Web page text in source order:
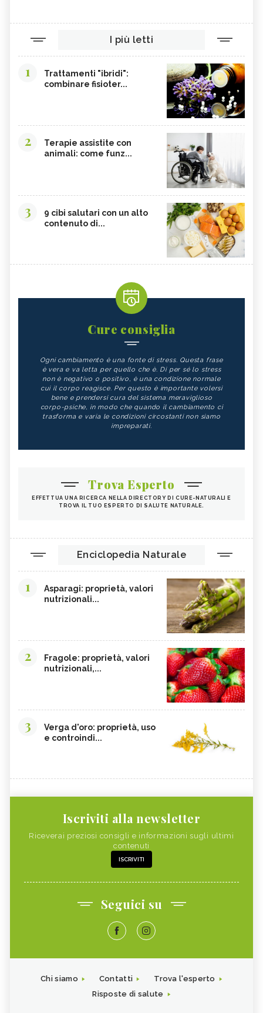
I più letti
1
Trattamenti "ibridi":
combinare fisioter...
2
Terapie assistite con
animali: come funz...
3
9 cibi salutari con un alto
contenuto di...
Cure consiglia
Ogni cambiamento è una fonte di stress. Questa frase
è vera e va letta per quello che è. Di per sé lo stress
non è negativo o positivo, è una condizione normale
cui il corpo reagisce. Per questo è importante volersi
bene e prendersi cura del sistema meraviglioso
corpo-psiche, in modo che quando il cambiamento ci
trasforma e varia le condizioni circostanti non siamo
impreparati.
Trova Esperto
EFFETTUA UNA RICERCA NELLA DIRECTORY DI CURE-NATURALI E
TROVA IL TUO ESPERTO DI SALUTE NATURALE.
Enciclopedia Naturale
1
Asparagi: proprietà, valori
nutrizionali...
2
Fragole: proprietà, valori
nutrizionali,...
3
Verga d'oro: proprietà, uso
e controindi...
Iscriviti alla newsletter
Riceverai preziosi consigli e informazioni sugli ultimi
contenuti
ISCRIVITI
Seguici su
Chi siamo Contatti
Trova l'esperto
Risposte di salute